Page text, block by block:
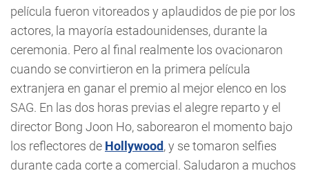
película fueron vitoreados y aplaudidos de pie por los
actores, la mayoría estadounidenses, durante la
ceremonia. Pero al final realmente los ovacionaron
cuando se convirtieron en la primera película
extranjera en ganar el premio al mejor elenco en los
SAG. En las dos horas previas el alegre reparto y el
director Bong Joon Ho, saborearon el momento bajo
los reflectores de Hollywood, y se tomaron selfies
durante cada corte a comercial. Saludaron a muchos